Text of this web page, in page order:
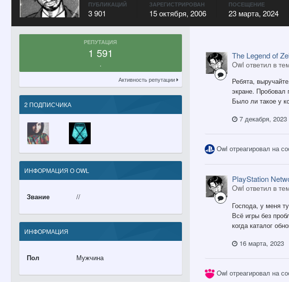
ПУБЛИКАЦИЙ
3 901
ЗАРЕГИСТРИРОВАН
15 октября, 2006
ПОСЕЩЕНИЕ
23 марта, 2024
РЕПУТАЦИЯ
1 591
.
Активность репутации
2 ПОДПИСЧИКА
ИНФОРМАЦИЯ О OWL
Звание //
ИНФОРМАЦИЯ
Пол Мужчина
The Legend of
Owl ответил в
Ребята,
экране. Пробовал
Было ли такое у
7 декабря, 2023
Owl отреагировал на
PlayStation
Owl ответил в
Господа, у меня
Всё игры без
когда каталог
16 марта, 2023
Owl отреагировал на